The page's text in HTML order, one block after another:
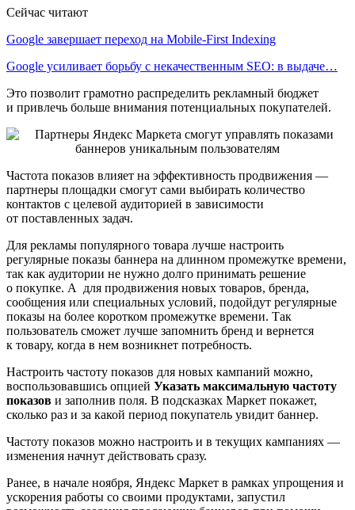
Сейчас читают
Google завершает переход на Mobile-First Indexing
Google усиливает борьбу с некачественным SEO: в выдаче…
Это позволит грамотно распределить рекламный бюджет
и привлечь больше внимания потенциальных покупателей.
Частота показов влияет на эффективность продвижения —
партнеры площадки смогут сами выбирать количество
контактов с целевой аудиторией в зависимости
от поставленных задач.
Для рекламы популярного товара лучше настроить
регулярные показы баннера на длинном промежутке времени,
так как аудитории не нужно долго принимать решение
о покупке. А для продвижения новых товаров, бренда,
сообщения или специальных условий, подойдут регулярные
показы на более коротком промежутке времени. Так
пользователь сможет лучше запомнить бренд и вернется
к товару, когда в нем возникнет потребность.
Настроить частоту показов для новых кампаний можно,
воспользовавшись опцией Указать максимальную частоту
показов и заполнив поля. В подсказках Маркет покажет,
сколько раз и за какой период покупатель увидит баннер.
Частоту показов можно настроить и в текущих кампаниях —
изменения начнут действовать сразу.
Ранее, в начале ноября, Яндекс Маркет в рамках упрощения и
ускорения работы со своими продуктами, запустил